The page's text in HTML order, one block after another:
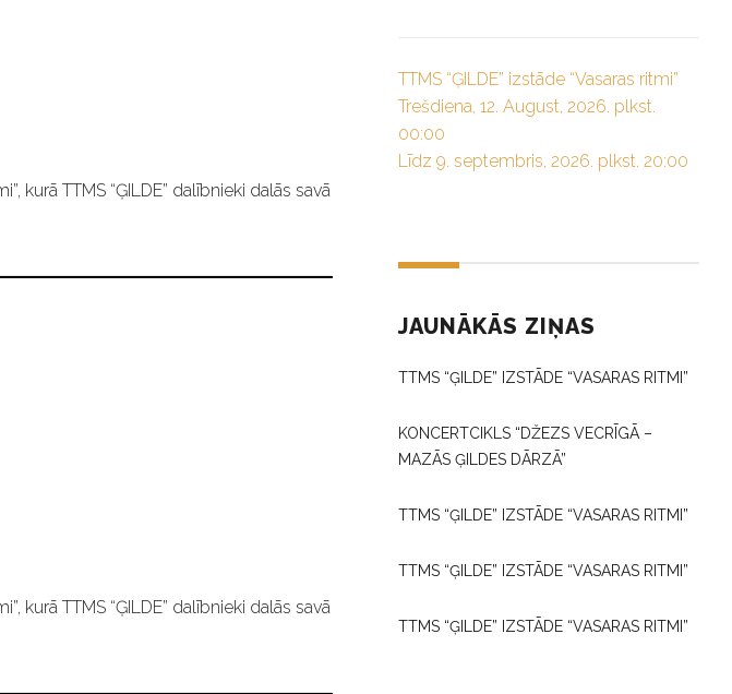
kurā TTMS “ĢILDE” dalībnieki dalās savā
kurā TTMS “ĢILDE” dalībnieki dalās savā
TTMS “ĢILDE” izstāde “Vasaras ritmi”
Trešdiena, 12. August, 2026. plkst.
00:00
Līdz 9. septembris, 2026. plkst. 20:00
JAUNĀKĀS ZIŅAS
TTMS “ĢILDE” IZSTĀDE “VASARAS RITMI”
KONCERTCIKLS “DŽEZS VECRĪGĀ –
MAZĀS ĢILDES DĀRZĀ”
TTMS “ĢILDE” IZSTĀDE “VASARAS RITMI”
TTMS “ĢILDE” IZSTĀDE “VASARAS RITMI”
TTMS “ĢILDE” IZSTĀDE “VASARAS RITMI”